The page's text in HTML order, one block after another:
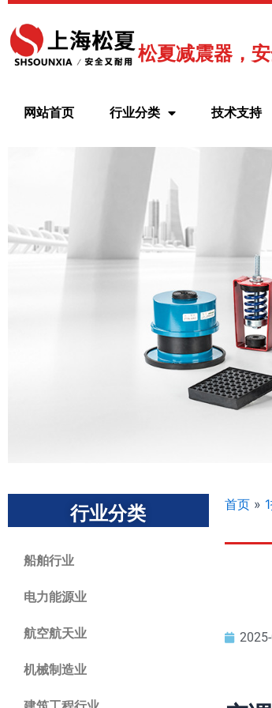
至
内
松夏减震器，
网站首页 行业分类 技术支持
行业分类
船舶行业
电力能源业
航空航天业
机械制造业
首页 »